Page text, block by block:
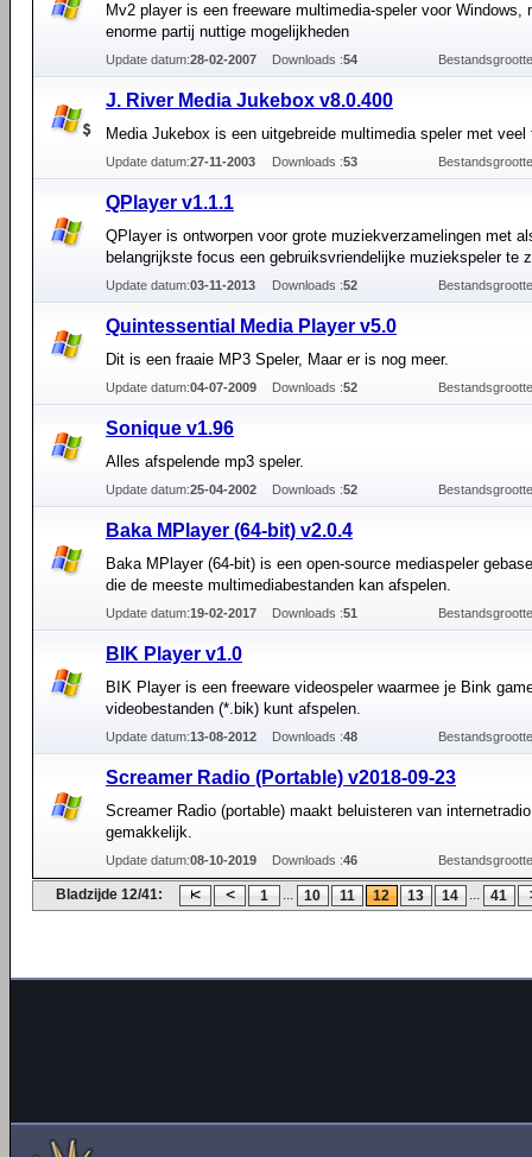
Mv2 player is een freeware multimedia-speler voor Windows,
enorme partij nuttige mogelijkheden
Update datum:28-02-2007 Downloads :54
J. River Media Jukebox v8.0.400
Media Jukebox is een uitgebreide multimedia speler met veel
Update datum:27-11-2003 Downloads :53
QPlayer v1.1.1
QPlayer is ontworpen voor grote muziekverzamelingen met
belangrijkste focus een gebruiksvriendelijke muziekspeler te
Update datum:03-11-2013 Downloads :52
Quintessential Media Player v5.0
Dit is een fraaie MP3 Speler, Maar er is nog meer.
Update datum:04-07-2009 Downloads :52
Sonique v1.96
Alles afspelende mp3 speler.
Update datum:25-04-2002 Downloads :52
Baka MPlayer (64-bit) v2.0.4
Baka MPlayer (64-bit) is een open-source mediaspeler
die de meeste multimediabestanden kan afspelen.
Update datum:19-02-2017 Downloads :51
BIK Player v1.0
BIK Player is een freeware videospeler waarmee je Bink
videobestanden (*.bik) kunt afspelen.
Update datum:13-08-2012 Downloads :48
Screamer Radio (Portable) v2018-09-23
Screamer Radio (portable) maakt beluisteren van internetradio
gemakkelijk.
Update datum:08-10-2019 Downloads :46
Bladzijde 12/41: 1 ... 10 11 12 13 14 ... 41